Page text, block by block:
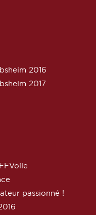
2016
2017
passionné !